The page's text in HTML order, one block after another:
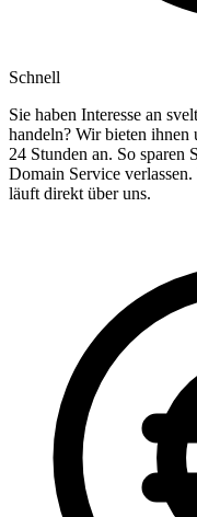
Schnell
Sie haben Interesse an
handeln? Wir bieten
24 Stunden an. So sparen
Domain Service
läuft direkt über uns.